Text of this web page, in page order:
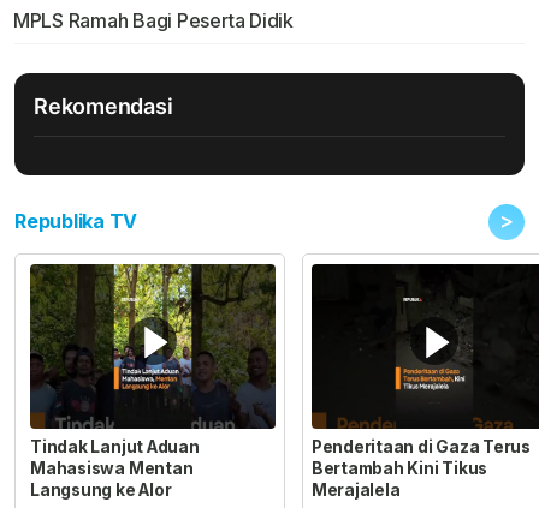
MPLS Ramah Bagi Peserta Didik
Rekomendasi
Republika TV >
Tindak Lanjut Aduan
Mahasiswa Mentan
Langsung ke Alor
Penderitaan di Gaza Terus
Bertambah Kini Tikus
Merajalela